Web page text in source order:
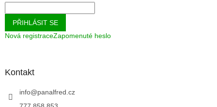
PŘIHLÁSIT SE
Nová registraceZapomenuté heslo
Kontakt
info@panalfred.cz